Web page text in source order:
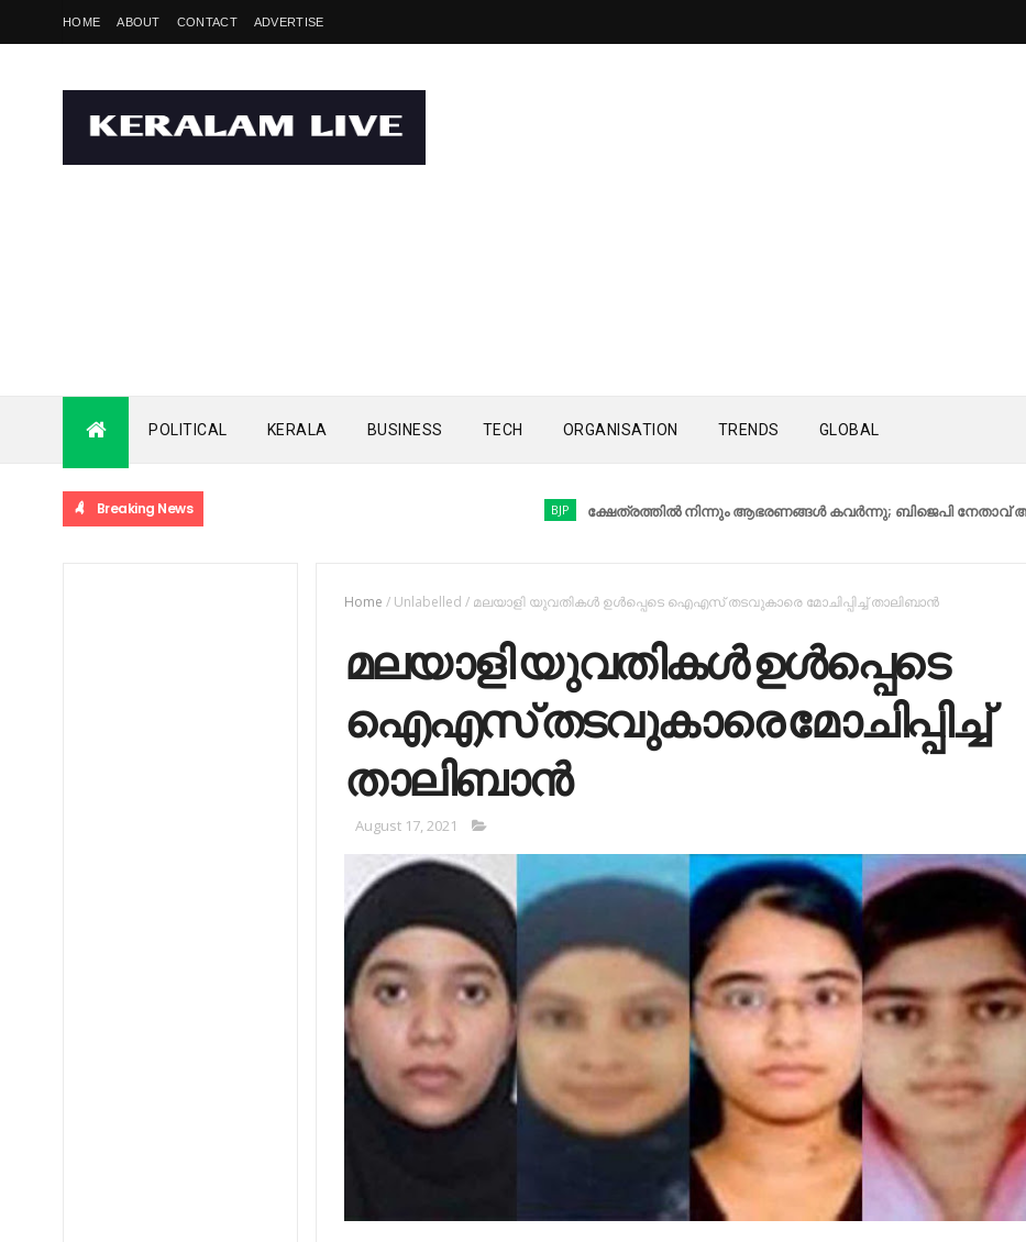
HOME ABOUT CONTACT ADVERTISE
POLITICAL KERALA BUSINESS TECH ORGANISATION TRENDS GLOBAL
Breaking News ക്ഷേത്രത്തിൽ നിന്നും ആഭരണങ്ങൾ കവർന്നു; ബിജെപി നേതാവ് അറസ്റ്റിൽ...
Home / Unlabelled/ മലയാളി യുവതികള്‍ ഉള്‍പ്പെടെ ഐഎസ് തടവുകാരെ മോചിപ്പിച്ച് താലിബാന്‍
മലയാളി യുവതികള്‍ ഉള്‍പ്പെടെ
ഐഎസ് തടവുകാരെ മോചിപ്പിച്ച്
താലിബാന്‍
August 17, 2021